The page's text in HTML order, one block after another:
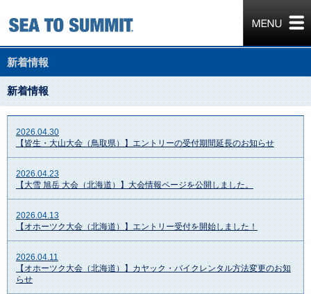
新着情報
新着情報
2026.04.30
【皆生・大山大会（鳥取県）】エントリーの受付期間延長のお知らせ
2026.04.23
【大雪 旭岳 大会（北海道）】大会情報ページを公開しました。
2026.04.13
【オホーツク大会（北海道）】エントリー受付を開始しました！
2026.04.11
【オホーツク大会（北海道）】カヤック・バイクレンタル方法変更のお知
らせ